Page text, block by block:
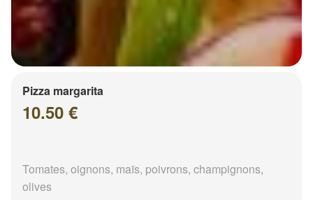
Pizza margarita
10.50 €
Tomates, oignons, maïs, poivrons, champignons,
olives